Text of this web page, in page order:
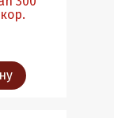
4шт./кор.